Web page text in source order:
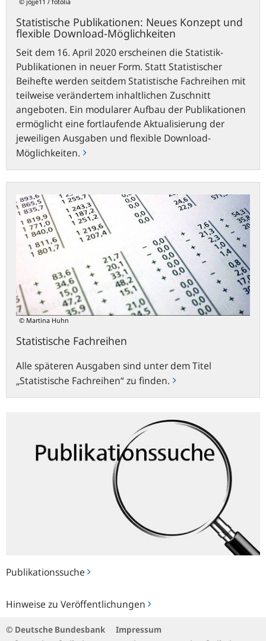
Publikationssuche
Hinweise zu Veröffentlichungen
zu
Statistische Publikationen: Neues Konzept und
flexible Download-Möglichkeiten
Seit dem 16. April 2020 erscheinen die Statistik-
Publikationen in neuer Form. Statt Statistischer
Beihefte werden seitdem Statistische Fachreihen mit
teilweise verändertem inhaltlichen Zuschnitt
angeboten. Ein modularer Aufbau der Publikationen
ermöglicht eine fortlaufende Aktualisierung der
jeweiligen Ausgaben und flexible Download-
Möglichkeiten.
© Martina Huhn
Statistische Fachreihen
Alle späteren Ausgaben sind unter dem Titel
„Statistische Fachreihen“ zu finden.
Fachreihen
© Deutsche Bundesbank
Impressum